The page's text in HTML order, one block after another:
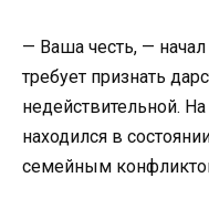
— Ваша честь, —
требует признать
недействительной.
находился в
семейным